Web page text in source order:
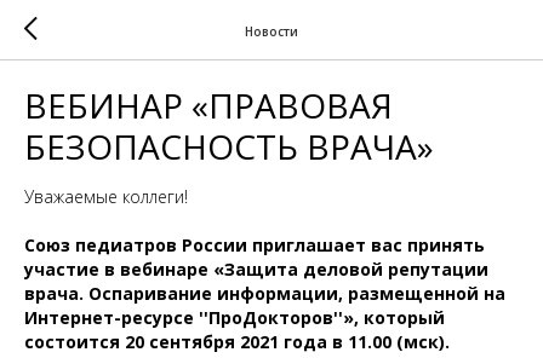
Новости
ВЕБИНАР «ПРАВОВАЯ
БЕЗОПАСНОСТЬ ВРАЧА»
Уважаемые коллеги!
Союз педиатров России приглашает вас принять
участие в вебинаре «Защита деловой репутации
врача. Оспаривание информации, размещенной на
Интернет-ресурсе ''ПроДокторов''», который
состоится 20 сентября 2021 года в 11.00 (мск).